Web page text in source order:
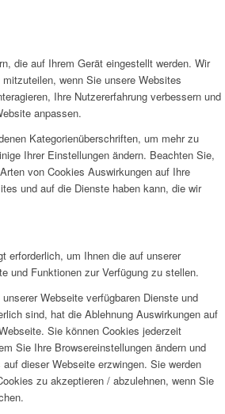
die auf Ihrem Gerät eingestellt werden. Wir
wenn Sie unsere Websites
Ihre Nutzererfahrung verbessern und
anpassen.
Kategorienüberschriften, um mehr zu
Ihrer Einstellungen ändern. Beachten Sie,
von Cookies Auswirkungen auf Ihre
und auf die Dienste haben kann, die wir
erforderlich, um Ihnen die auf unserer
und Funktionen zur Verfügung zu stellen.
Webseite verfügbaren Dienste und
sind, hat die Ablehnung Auswirkungen auf
Sie können Cookies jederzeit
Sie Ihre Browsereinstellungen ändern und
dieser Webseite erzwingen. Sie werden
zu akzeptieren / abzulehnen, wenn Sie